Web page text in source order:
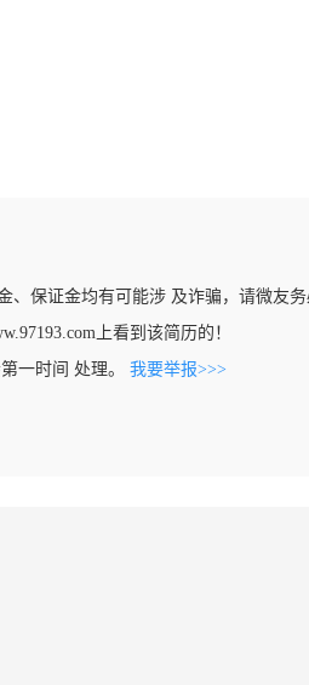
、保证金均有可能涉 及诈骗，请微友务
上看到该简历的！
一时间 处理。 我要举报>>>